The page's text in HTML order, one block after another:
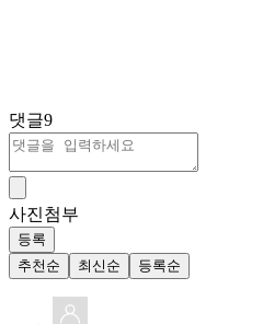
댓글9
사진첨부
등록
추천순
최신순 등록순